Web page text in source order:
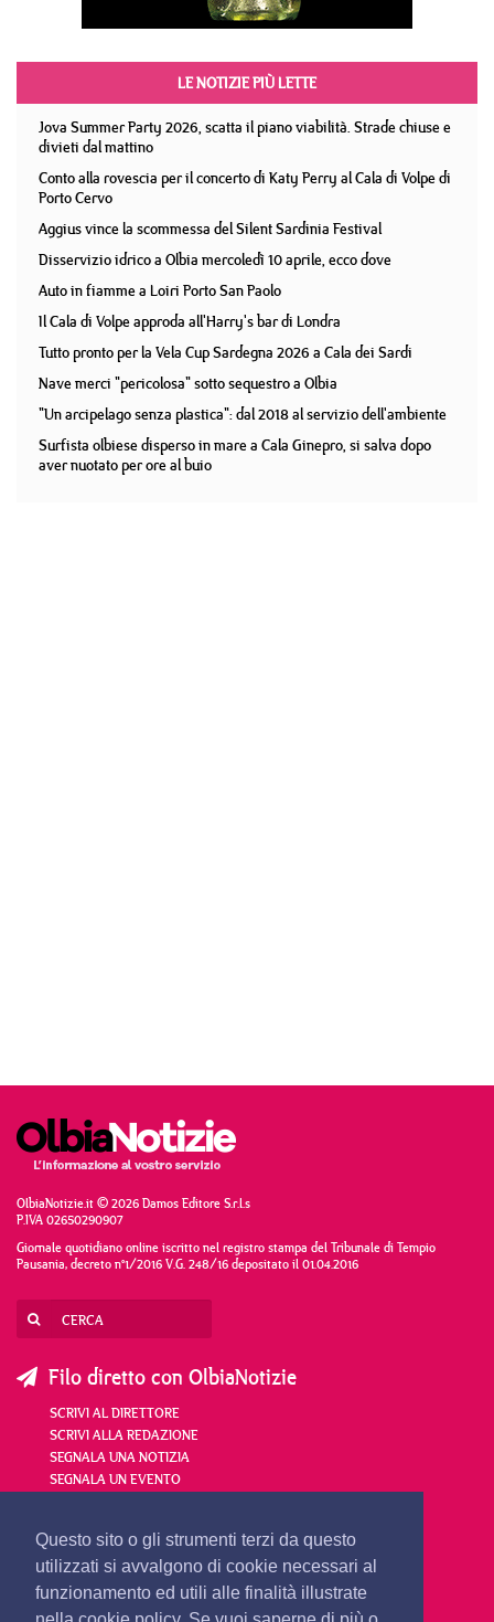
Questo sito o gli strumenti terzi da questo
utilizzati si avvalgono di cookie necessari al
funzionamento ed utili alle finalità illustrate
LE NOTIZIE PIÙ LETTE
Jova Summer Party 2026, scatta il piano viabilità. Strade chiuse e
divieti dal mattino
Conto alla rovescia per il concerto di Katy Perry al Cala di Volpe di
Porto Cervo
Aggius vince la scommessa del Silent Sardinia Festival
Disservizio idrico a Olbia mercoledì 10 aprile, ecco dove
Auto in fiamme a Loiri Porto San Paolo
Il Cala di Volpe approda all'Harry's bar di Londra
Tutto pronto per la Vela Cup Sardegna 2026 a Cala dei Sardi
Nave merci "pericolosa" sotto sequestro a Olbia
"Un arcipelago senza plastica": dal 2018 al servizio dell'ambiente
Surfista olbiese disperso in mare a Cala Ginepro, si salva dopo
aver nuotato per ore al buio
OlbiaNotizie.it © 2026 Damos Editore S.r.l.s
P.IVA 02650290907
Giornale quotidiano online iscritto nel registro stampa del Tribunale di Tempio
Pausania, decreto n°1/2016 V.G. 248/16 depositato il 01.04.2016
Filo diretto con OlbiaNotizie
SCRIVI AL DIRETTORE
SCRIVI ALLA REDAZIONE
SEGNALA UNA NOTIZIA
SEGNALA UN EVENTO
redazione@olbianotizie.it